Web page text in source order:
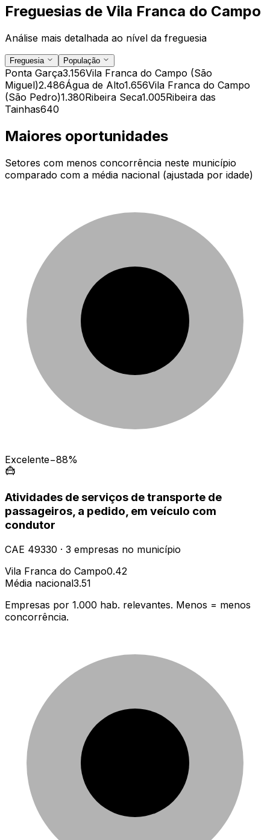
Freguesias de Vila Franca do Campo
Análise mais detalhada ao nível da freguesia
Freguesia População
Ponta Garça3.156Vila Franca do Campo (São
Miguel)2.486Água de Alto1.656Vila Franca do Campo
(São Pedro)1.380Ribeira Seca1.005Ribeira das
Tainhas640
Maiores oportunidades
Setores com menos concorrência neste município
comparado com a média nacional (ajustada por idade)
Excelente−88%
Atividades de serviços de transporte de
passageiros, a pedido, em veículo com
condutor
CAE 49330 · 3 empresas no município
Vila Franca do Campo0.42
Média nacional3.51
Empresas por 1.000 hab. relevantes. Menos = menos
concorrência.